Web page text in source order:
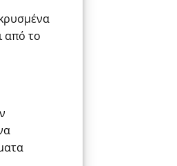
από το